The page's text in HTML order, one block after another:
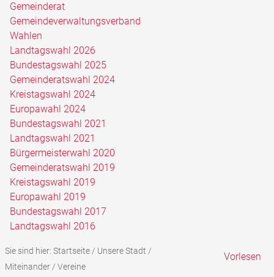
Gemeinderat
Gemeindeverwaltungsverband
Wahlen
Landtagswahl 2026
Bundestagswahl 2025
Gemeinderatswahl 2024
Kreistagswahl 2024
Europawahl 2024
Bundestagswahl 2021
Landtagswahl 2021
Bürgermeisterwahl 2020
Gemeinderatswahl 2019
Kreistagswahl 2019
Europawahl 2019
Bundestagswahl 2017
Landtagswahl 2016
Sie sind hier: Startseite/ Unsere Stadt /
Miteinander/ Vereine
Vorlesen